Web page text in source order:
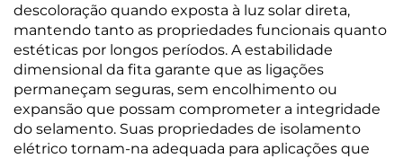
descoloração quando exposta à luz solar direta,
mantendo tanto as propriedades funcionais quanto
estéticas por longos períodos. A estabilidade
dimensional da fita garante que as ligações
permaneçam seguras, sem encolhimento ou
expansão que possam comprometer a integridade
do selamento. Suas propriedades de isolamento
elétrico tornam-na adequada para aplicações que